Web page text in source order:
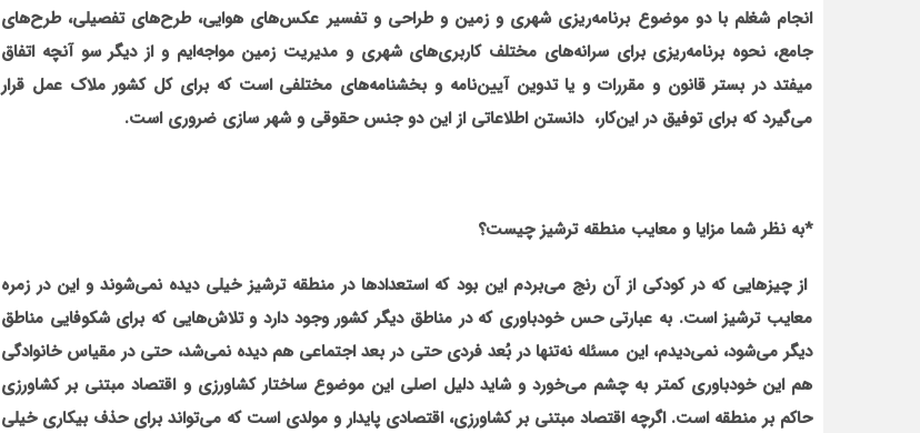
انجام شغلم با دو موضوع برنامه‌ریزی شهری و زمین و طراحی و تفسیر عکس‌های هوایی، طرح‌های تفصیلی، طرح‌های
جامع، نحوه برنامه‌ریزی برای سرانه‌های مختلف کاربری‌های شهری و مدیریت زمین مواجه‌ایم و از دیگر سو آنچه اتفاق
میفتد در بستر قانون و مقررات و یا تدوین آیین‌نامه و بخشنامه‌های مختلفی است که برای کل کشور ملاک عمل قرار
می‌گیرد که برای توفیق در این‌کار، دانستن اطلاعاتی از این دو جنس حقوقی و شهر سازی ضروری است.
*به نظر شما مزایا و معایب منطقه ترشیز چیست؟
از چیزهایی که در کودکی از آن رنج می‌بردم این بود که استعدادها در منطقه ترشیز خیلی دیده نمی‌شوند و این در زمره
معایب ترشیز است. به عبارتی حس خودباوری که در مناطق دیگر کشور وجود دارد و تلاش‌هایی که برای شکوفایی مناطق
دیگر می‌شود، نمی‌دیدم، این مسئله نه‌تنها در بُعد فردی حتی در بعد اجتماعی هم دیده نمی‌شد، حتی در مقیاس خانوادگی
هم این خودباوری کمتر به چشم می‌خورد و شاید دلیل اصلی این موضوع ساختار کشاورزی و اقتصاد مبتنی بر کشاورزی
حاکم بر منطقه است. اگرچه اقتصاد مبتنی بر کشاورزی، اقتصادی پایدار و مولدی است که می‌تواند برای حذف بیکاری خیلی